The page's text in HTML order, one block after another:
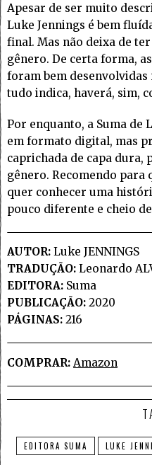
Apesar de ser muito
Luke Jennings é bem
final. Mas não deixa de
gênero. De certa forma,
foram bem desenvolvidas
tudo indica, haverá, sim,
Por enquanto, a Suma de
em formato digital, mas
caprichada de capa dura,
gênero. Recomendo para
quer conhecer uma
pouco diferente e cheio
AUTOR: Luke JENNINGS
TRADUÇÃO: Leonardo
EDITORA: Suma
PUBLICAÇÃO: 2020
PÁGINAS: 216
COMPRAR: Amazon
EDITORA SUMA LUKE